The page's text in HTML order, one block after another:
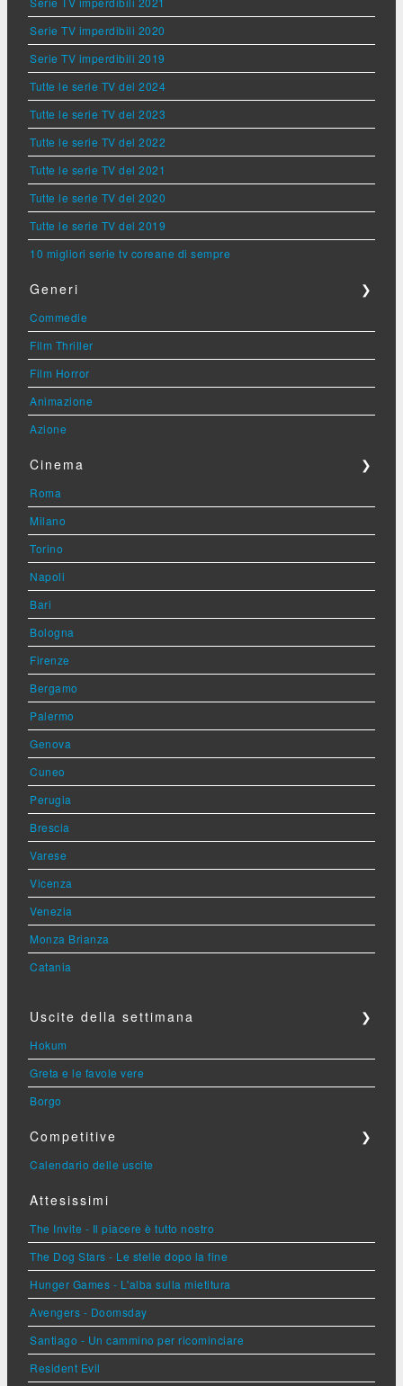
Serie TV imperdibili 2020
Serie TV imperdibili 2019
Tutte le serie TV del 2024
Tutte le serie TV del 2023
Tutte le serie TV del 2022
Tutte le serie TV del 2021
Tutte le serie TV del 2020
Tutte le serie TV del 2019
10 migliori serie tv coreane di sempre
Generi ❯
Commedie
Film Thriller
Film Horror
Animazione
Azione
Cinema ❯
Roma
Milano
Torino
Napoli
Bari
Bologna
Firenze
Bergamo
Palermo
Genova
Cuneo
Perugia
Brescia
Varese
Vicenza
Venezia
Monza Brianza
Catania
Uscite della settimana ❯
Hokum
Greta e le favole vere
Borgo
Competitive ❯
Calendario delle uscite
Attesissimi
The Invite - Il piacere è tutto nostro
The Dog Stars - Le stelle dopo la fine
Hunger Games - L'alba sulla mietitura
Avengers - Doomsday
Santiago - Un cammino per ricominciare
Resident Evil